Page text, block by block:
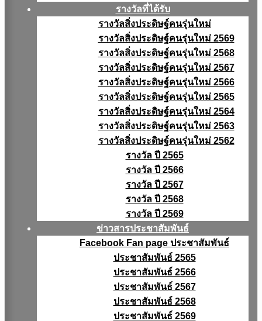
รางวัลที่ได้รับ
รางวัลสิ่งประดิษฐ์คนรุ่นใหม่
รางวัลสิ่งประดิษฐ์คนรุ่นใหม่ 2569
รางวัลสิ่งประดิษฐ์คนรุ่นใหม่ 2568
รางวัลสิ่งประดิษฐ์คนรุ่นใหม่ 2567
รางวัลสิ่งประดิษฐ์คนรุ่นใหม่ 2566
รางวัลสิ่งประดิษฐ์คนรุ่นใหม่ 2565
รางวัลสิ่งประดิษฐ์คนรุ่นใหม่ 2564
รางวัลสิ่งประดิษฐ์คนรุ่นใหม่ 2563
รางวัลสิ่งประดิษฐ์คนรุ่นใหม่ 2562
รางวัล ปี 2565
รางวัล ปี 2566
รางวัล ปี 2567
รางวัล ปี 2568
รางวัล ปี 2569
ข่าวสารประชาสัมพันธ์
Facebook Fan page ประชาสัมพันธ์
ประชาสัมพันธ์ 2565
ประชาสัมพันธ์ 2566
ประชาสัมพันธ์ 2567
ประชาสัมพันธ์ 2568
ประชาสัมพันธ์ 2569